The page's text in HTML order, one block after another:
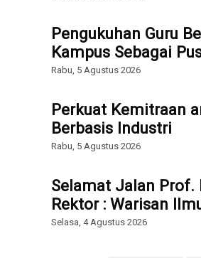
Pengukuhan Guru
Kampus Sebagai
Rabu, 5 Agustus 2026
Perkuat Kemitraan
Berbasis Industri
Rabu, 5 Agustus 2026
Selamat Jalan Prof.
Rektor : Warisan
Selasa, 4 Agustus 2026